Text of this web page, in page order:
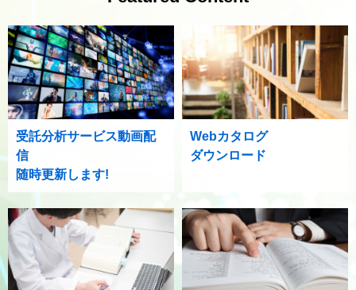
受託分析サービス動画配
信
随時更新します!
Webカタログ
ダウンロード